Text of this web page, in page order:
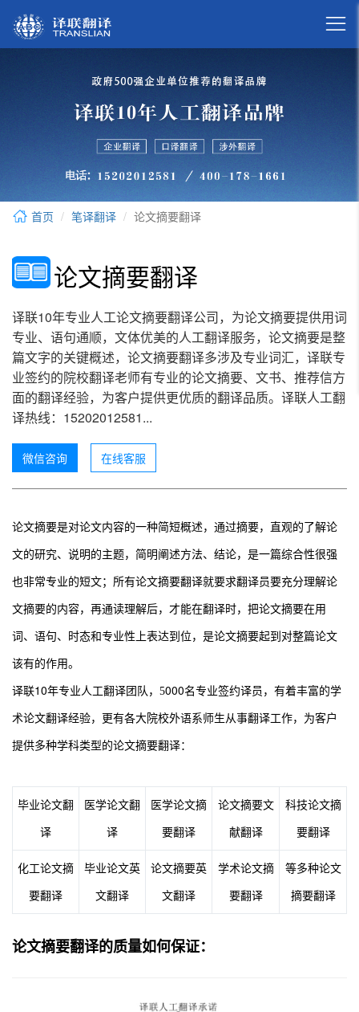

首页 笔译翻译 论文摘要翻译
论文摘要翻译
译联10年专业人工论文摘要翻译公司，为论文摘要提供用词
专业、语句通顺，文体优美的人工翻译服务，论文摘要是整
篇文字的关键概述，论文摘要翻译多涉及专业词汇，译联专
业签约的院校翻译老师有专业的论文摘要、文书、推荐信方
面的翻译经验，为客户提供更优质的翻译品质。译联人工翻
译热线：15202012581...
微信咨询 在线客服
论文摘要是对论文内容的一种简短概述，通过摘要，直观的了解论
文的研究、说明的主题，简明阐述方法、结论，是一篇综合性很强
也非常专业的短文；所有论文摘要翻译就要求翻译员要充分理解论
文摘要的内容，再通读理解后，才能在翻译时，把论文摘要在用
词、语句、时态和专业性上表达到位，是论文摘要起到对整篇论文
该有的作用。
译联10年专业人工翻译团队，5000名专业签约译员，有着丰富的学
术论文翻译经验，更有各大院校外语系师生从事翻译工作，为客户
提供多种学科类型的论文摘要翻译：
毕业论文翻
译
医学论文翻
译
医学论文摘
要翻译
论文摘要文
献翻译
科技论文摘
要翻译
化工论文摘
要翻译
毕业论文英
文翻译
论文摘要英
文翻译
学术论文摘
要翻译
等多种论文
摘要翻译
论文摘要翻译的质量如何保证：